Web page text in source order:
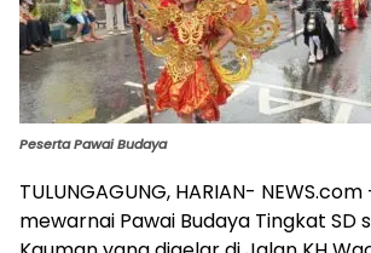
Peserta Pawai Budaya
TULUNGAGUNG, HARIAN-
mewarnai Pawai Budaya Tingkat